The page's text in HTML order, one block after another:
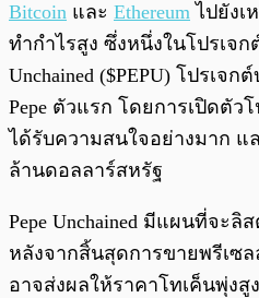
Bitcoin และ Ethereum ไปยัง
ทำกำไรสูง ซึ่งหนึ่งในโปรเจก
Unchained ($PEPU) โปรเจก
Pepe ตัวแรก โดยการเปิดตัว
ได้รับความสนใจอย่างมาก
ล้านดอลลาร์สหรัฐ
Pepe Unchained มีแผนที่จะลิ
หลังจากสิ้นสุดการขายพรีเซ
อาจส่งผลให้ราคาโทเค็นพุ่งสู